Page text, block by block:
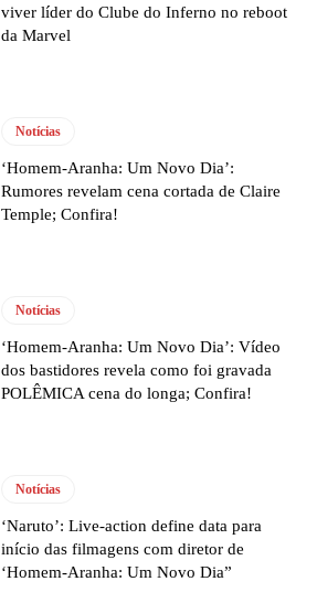
viver líder do Clube do Inferno no reboot
da Marvel
Notícias
‘Homem-Aranha: Um Novo Dia’:
Rumores revelam cena cortada de Claire
Temple; Confira!
Notícias
‘Homem-Aranha: Um Novo Dia’: Vídeo
dos bastidores revela como foi gravada
POLÊMICA cena do longa; Confira!
Notícias
‘Naruto’: Live-action define data para
início das filmagens com diretor de
‘Homem-Aranha: Um Novo Dia”